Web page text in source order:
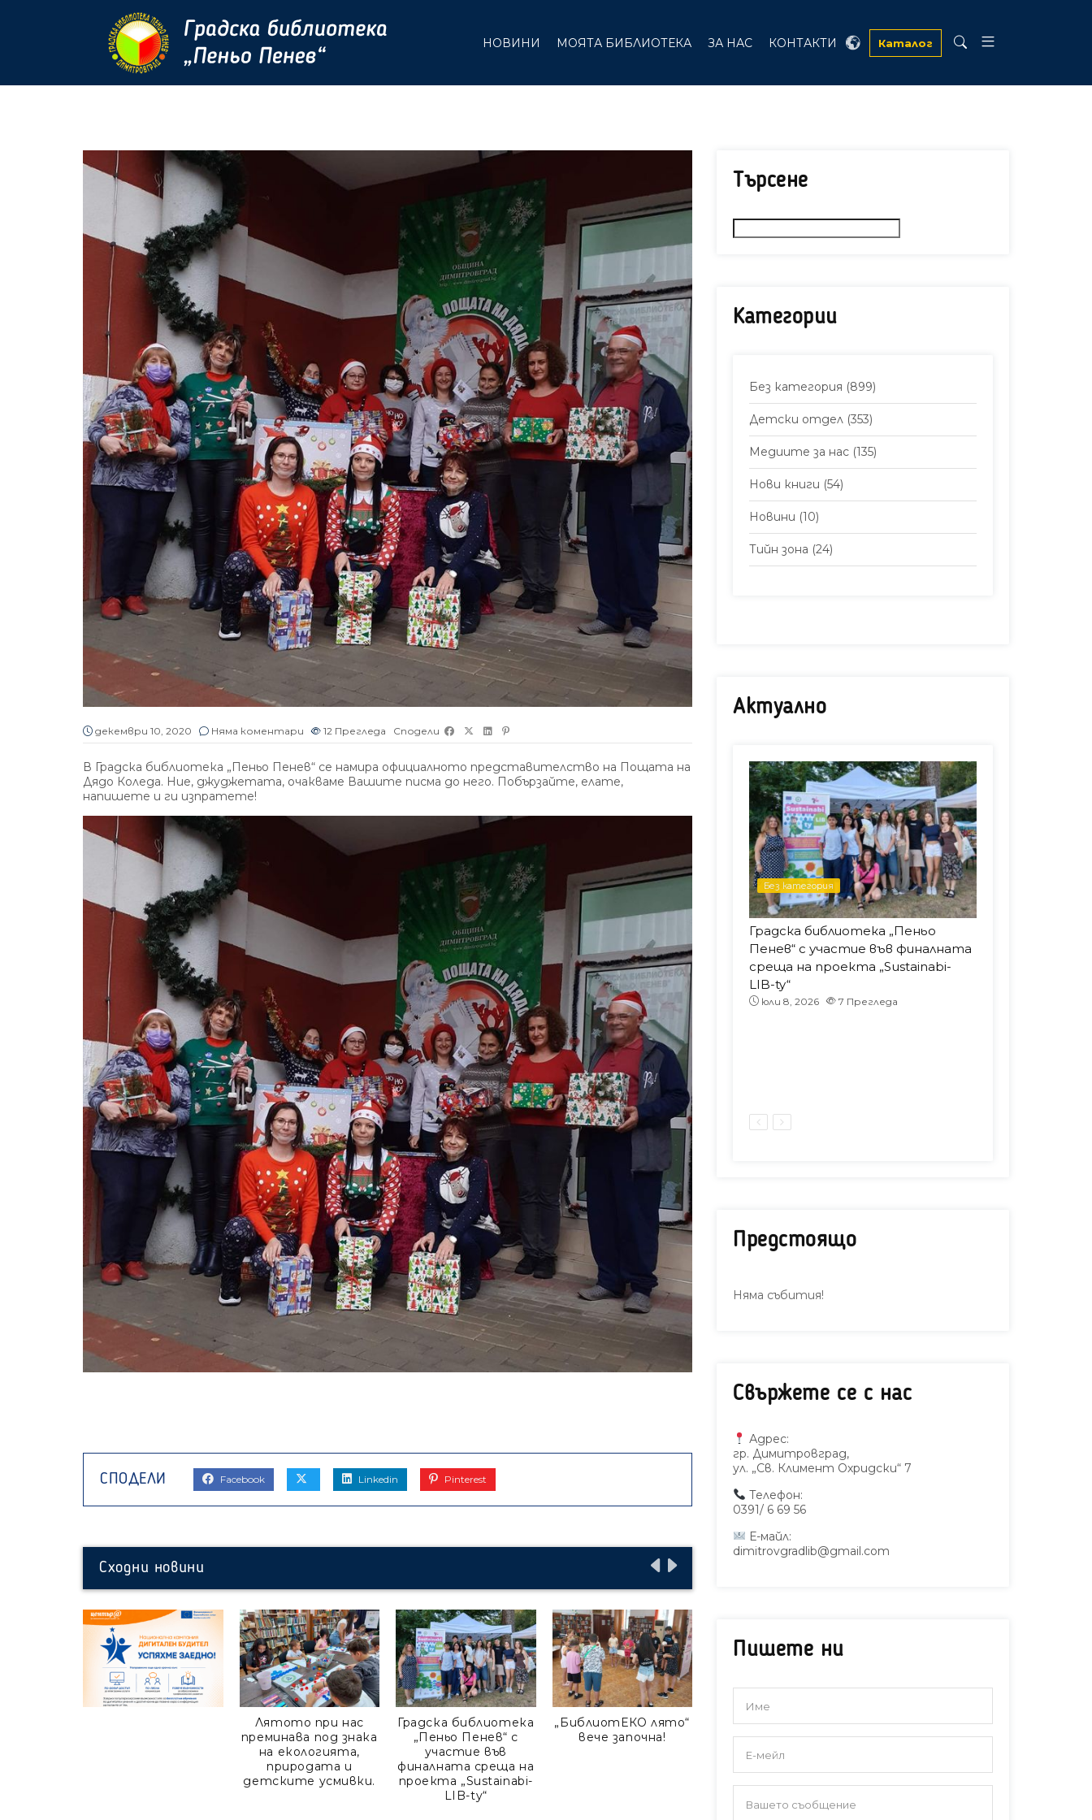
НОВИНИ МОЯТА БИБЛИОТЕКА ЗА НАС КОНТАКТИ Каталог
декември 10, 2020 Няма коментари 12 Прегледа Сподели
В Градска библиотека „Пеньо Пенев“ се намира официалното представителство на Пощата на
Дядо Коледа. Ние, джуджетата, очакваме Вашите писма до него. Побързайте, елате,
напишете и ги изпратете!
Facebook Linkedin Pinterest
Сходни новини
Лятото при нас
преминава под знака
на екологията,
природата и
детските усмивки.
Градска библиотека
„Пеньо Пенев“ с
участие във
финалната среща на
проекта „Sustainabi-
LIB-ty“
„БиблиотЕКО лято“
вече започна!
БиблиотЕКО лято
Търсене
Категории
Без категория (899)
Детски отдел (353)
Медиите за нас (135)
Нови книги (54)
Новини (10)
Тийн зона (24)
Актуално
Владина Цекова представи
филма си за проф. Минко
11 Прегледа
юли 31, 2026 Прегледа
Без категория
Лятото при нас преминава под
знака на екологията, природата
и детските усмивки.
юли 30, 2026 7Прегледа
Без категория
Градска библиотека „Пеньо
Пенев“ с участие във финалната
среща на проекта „Sustainabi-
LIB-ty“
юли 8, 2026 7 Прегледа
Предстоящо
Няма събития!
Свържете се с нас
Адрес:
гр. Димитровград,
ул. „Св. Климент Охридски“ 7
Телефон:
0391/ 6 69 56
Е-майл:
dimitrovgradlib@gmail.com
Пишете ни